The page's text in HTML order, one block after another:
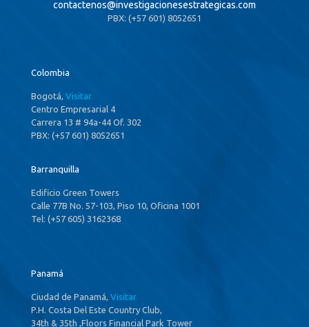
contactenos@investigacionesestrategicas.com
PBX: (+57 601) 8052651
Colombia
Bogotá, Visitar
Centro Empresarial 4
Carrera 13 # 94a-44 Of. 302
PBX: (+57 601) 8052651
Barranquilla
Edificio Green Towers
Calle 77B No. 57-103, Piso 10, Oficina 1001
Tel: (+57 605) 3162368
Panamá
Ciudad de Panamá, Visitar
P.H. Costa Del Este Country Club,
34th & 35th ,Floors Financial Park Tower